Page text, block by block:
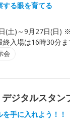
する眼を育てる
(土)～9月27日(日)
入場は16時30分ま
会
ジタルスタン
手に入れよう！！